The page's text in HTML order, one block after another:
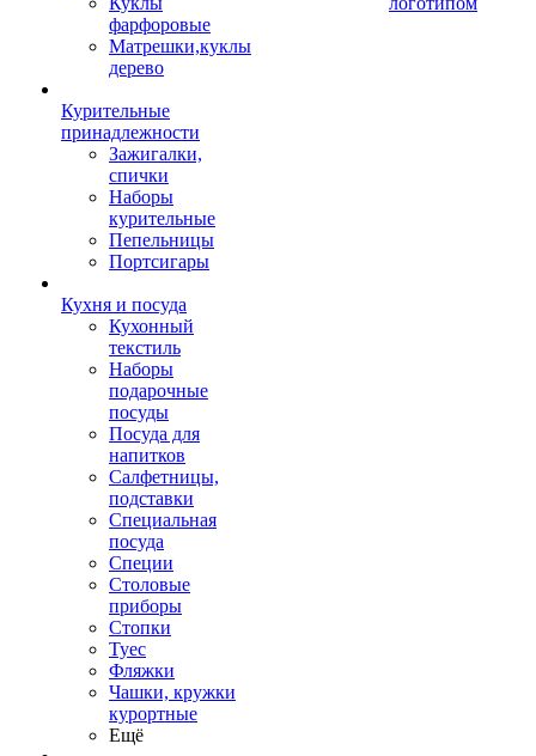
фарфоровые
Матрешки,куклы
дерево
Курительные
принадлежности
Зажигалки,
спички
Наборы
курительные
Пепельницы
Портсигары
Кухня и посуда
Кухонный
текстиль
Наборы
подарочные
посуды
Посуда для
напитков
Салфетницы,
подставки
Специальная
посуда
Специи
Столовые
приборы
Стопки
Туес
Фляжки
Чашки, кружки
курортные
Ещё